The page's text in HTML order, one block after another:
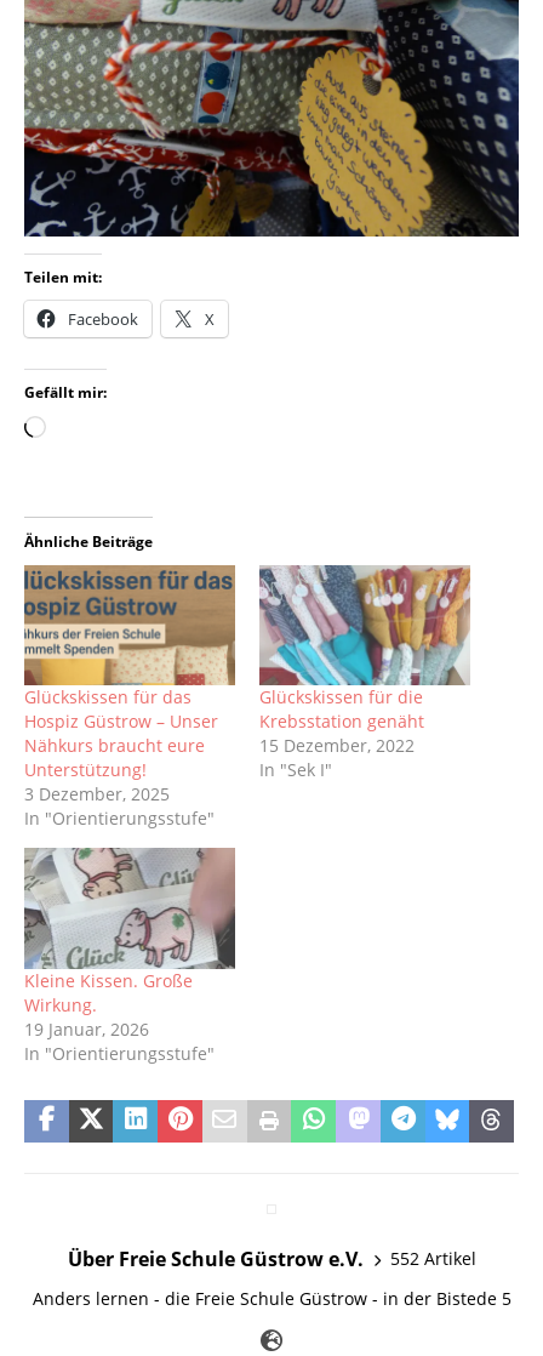
Teilen mit:
Facebook X
Gefällt mir:
Ähnliche Beiträge
Glückskissen für das
Hospiz Güstrow – Unser
Nähkurs braucht eure
Unterstützung!
3 Dezember, 2025
In "Orientierungsstufe"
Glückskissen für die
Krebsstation genäht
15 Dezember, 2022
In "Sek I"
Kleine Kissen. Große
Wirkung.
19 Januar, 2026
In "Orientierungsstufe"
Über Freie Schule Güstrow e.V.
552 Artikel
Anders lernen - die Freie Schule Güstrow - in der Bistede 5